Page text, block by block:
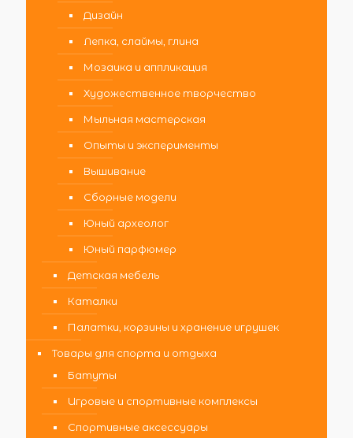
Дизайн
Лепка, слаймы, глина
Мозаика и аппликация
Художественное творчество
Мыльная мастерская
Опыты и эксперименты
Вышивание
Сборные модели
Юный археолог
Юный парфюмер
Детская мебель
Каталки
Палатки, корзины и хранение игрушек
Товары для спорта и отдыха
Батуты
Игровые и спортивные комплексы
Спортивные аксессуары